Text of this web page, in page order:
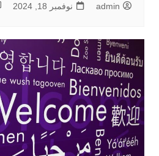
admin نوفمبر 18, 2024